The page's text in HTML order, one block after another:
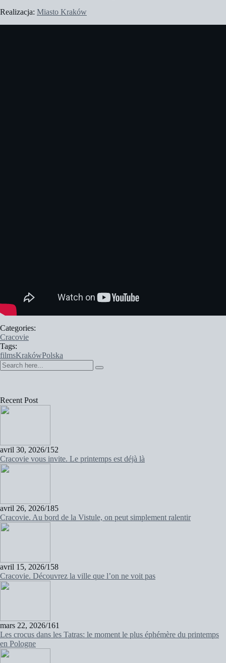
Realizacja: Miasto Kraków
Categories:
Cracovie
Tags:
filmsKrakówPolska
Recent Post
avril 30, 2026/152
Cracovie vous invite. Le printemps est déjà là
avril 26, 2026/185
Cracovie. Au bord de la Vistule, on peut simplement ralentir
avril 15, 2026/158
Cracovie. Découvrez la ville que l’on ne voit pas
mars 22, 2026/161
Les crocus dans les Tatras: le moment le plus éphémère du printemps
en Pologne